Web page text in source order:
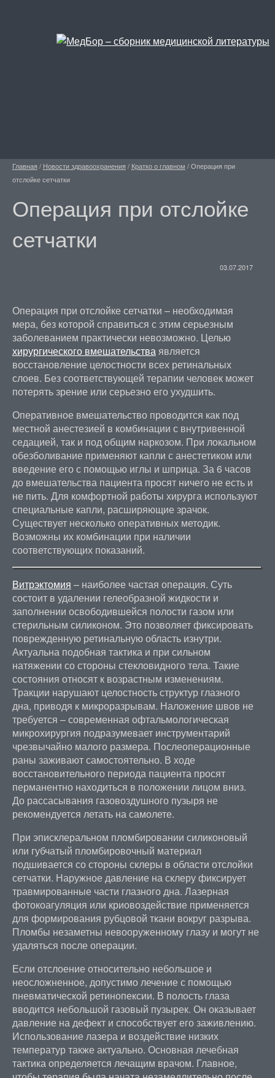
Главная / Новости здравоохранения / Кратко о главном /Операция при
отслойке сетчатки
Операция при отслойке
сетчатки
03.07.2017
Операция при отслойке сетчатки – необходимая
мера, без которой справиться с этим серьезным
заболеванием практически невозможно. Целью
хирургического вмешательстваявляется
восстановление целостности всех ретинальных
слоев. Без соответствующей терапии человек может
потерять зрение или серьезно его ухудшить.
Оперативное вмешательство проводится как под
местной анестезией в комбинации с внутривенной
седацией, так и под общим наркозом. При локальном
обезболивание применяют капли с анестетиком или
введение его с помощью иглы и шприца. За 6 часов
до вмешательства пациента просят ничего не есть и
не пить. Для комфортной работы хирурга используют
специальные капли, расширяющие зрачок.
Существует несколько оперативных методик.
Возможны их комбинации при наличии
соответствующих показаний.
Витрэктомия – наиболее частая операция. Суть
состоит в удалении гелеобразной жидкости и
заполнении освободившейся полости газом или
стерильным силиконом. Это позволяет фиксировать
поврежденную ретинальную область изнутри.
Актуальна подобная тактика и при сильном
натяжении со стороны стекловидного тела. Такие
состояния относят к возрастным изменениям.
Тракции нарушают целостность структур глазного
дна, приводя к микроразрывам. Наложение швов не
требуется – современная офтальмологическая
микрохирургия подразумевает инструментарий
чрезвычайно малого размера. Послеоперационные
раны заживают самостоятельно. В ходе
восстановительного периода пациента просят
перманентно находиться в положении лицом вниз.
До рассасывания газовоздушного пузыря не
рекомендуется летать на самолете.
При эписклеральном пломбировании силиконовый
или губчатый пломбировочный материал
подшивается со стороны склеры в области отслойки
сетчатки. Наружное давление на склеру фиксирует
травмированные части глазного дна. Лазерная
фотокоагуляция или криовоздействие применяется
для формирования рубцовой ткани вокруг разрыва.
Пломбы незаметны невооруженному глазу и могут не
удаляться после операции.
Если отслоение относительно небольшое и
неосложненное, допустимо лечение с помощью
пневматической ретинопексии. В полость глаза
вводится небольшой газовый пузырек. Он оказывает
давление на дефект и способствует его заживлению.
Использование лазера и воздействие низких
температур также актуально. Основная лечебная
тактика определяется лечащим врачом. Главное,